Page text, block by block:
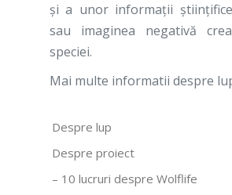
şi a unor informaţii
sau imaginea negativă
speciei.
Mai multe informatii despre
Despre lup
Despre proiect
– 10 lucruri despre Wolflife